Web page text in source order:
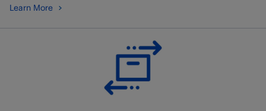
Learn More